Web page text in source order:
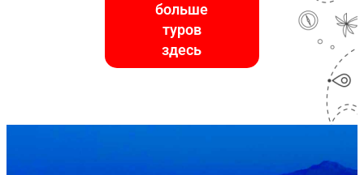
больше
туров
здесь